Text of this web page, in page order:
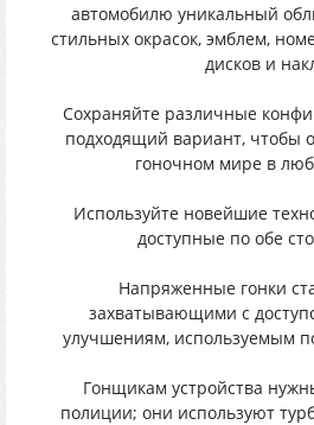
автомобилю уникальный
стильных окрасок, эмблем,
дисков и
Сохраняйте различные
подходящий вариант, чтобы
гоночном мире в
Используйте новейшие
доступные по обе
Напряженные гонки
захватывающими с
улучшениям, используемым
Гонщикам устройства
полиции; они используют